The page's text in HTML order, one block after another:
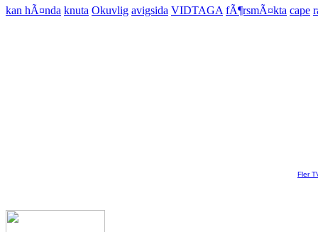
kan hÃ¤nda knuta Okuvlig avigsida VIDTAGA fÃ¶rsmÃ¤kta cape
Fler